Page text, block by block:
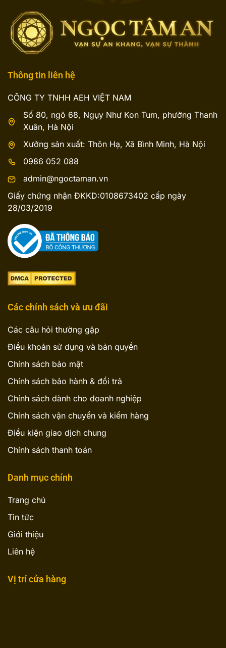
Thông tin liên hệ
CÔNG TY TNHH AEH VIỆT NAM
Số 80, ngõ 68, Ngụy Như Kon Tum, phường Thanh
Xuân, Hà Nội
Xưởng sản xuất: Thôn Hạ, Xã Bình Minh, Hà Nội
0986 052 088
admin@ngoctaman.vn
Giấy chứng nhận ĐKKD:0108673402 cấp ngày
28/03/2019
Các chính sách và ưu đãi
Các câu hỏi thường gặp
Điều khoản sử dụng và bản quyền
Chính sách bảo mật
Chính sách bảo hành & đổi trả
Chính sách dành cho doanh nghiệp
Chính sách vận chuyển và kiểm hàng
Điều kiện giao dịch chung
Chính sách thanh toán
Danh mục chính
Trang chủ
Tin tức
Giới thiệu
Liên hệ
Vị trí cửa hàng